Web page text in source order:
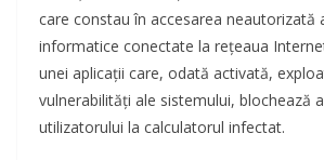
care constau în accesarea neautorizată
informatice conectate la reţeaua
unei aplicaţii care, odată activată,
vulnerabilităţi ale sistemului, blochează
utilizatorului la calculatorul infectat.